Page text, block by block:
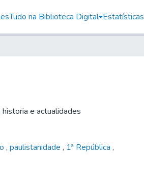
Tudo na Biblioteca Digital Estatísticas
e actualidades
, paulistanidade , 1ª República ,